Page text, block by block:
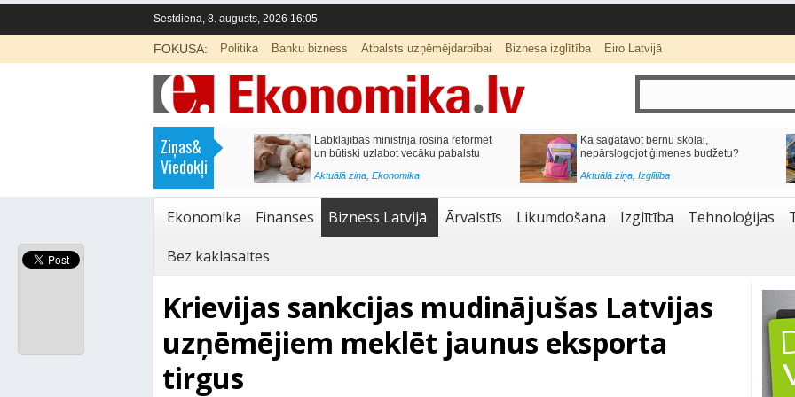
Sestdiena, 8. augusts, 2026 16:05
FOKUSĀ: Politika Banku bizness Atbalsts uzņēmējdarbībai Biznesa izglītība Eiro Latvijā
Ziņas&
Viedokļi
Labklājības ministrija rosina reformēt
un būtiski uzlabot vecāku pabalstu
Kā sagatavot bērnu skolai,
nepārslogojot ģimenes budžetu?
Aktuālā ziņa,Izglītība
Septiņos mēnešos Vivi vilcienos
pārvadāti 12 miljoni pasažieru; jūlijā
97,4 % reisu izpildīti laikā
Aktuālā ziņa,Bizness Latvijā
Ekonomika Finanses Bizness Latvijā Ārvalstīs Likumdošana Izglītība Tehnoloģijas
Bez kaklasaites
Krievijas sankcijas mudinājušas Latvijas
uzņēmējiem meklēt jaunus eksporta
tirgus